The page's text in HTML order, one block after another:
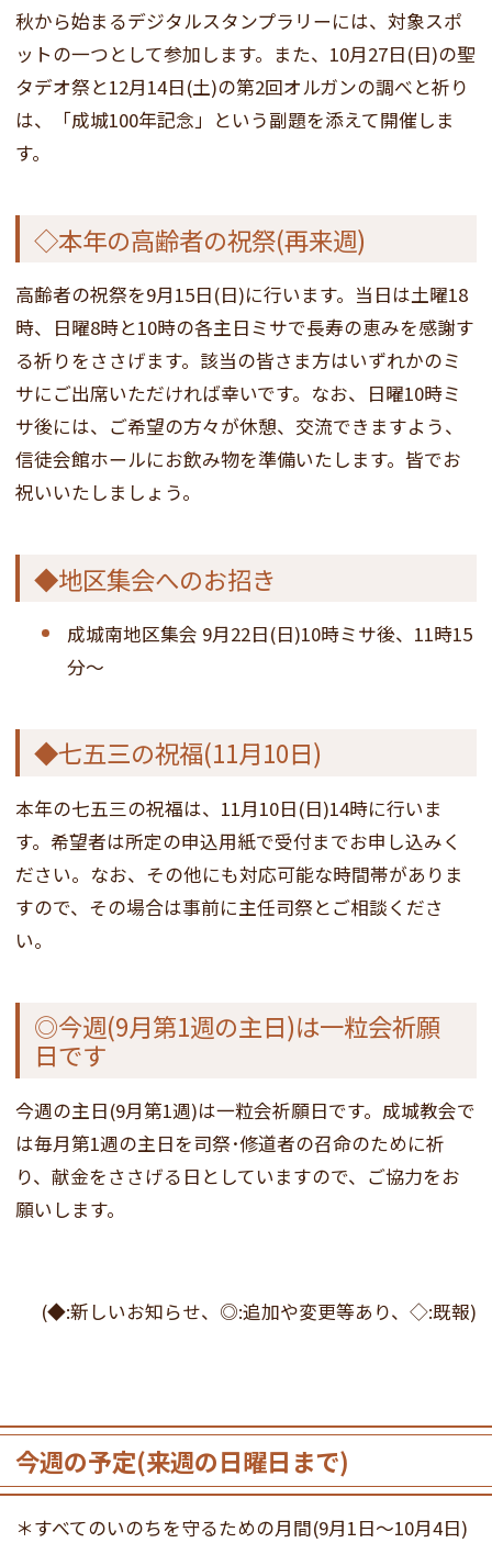
秋から始まるデジタルスタンプラリーには、対象スポ
ットの一つとして参加します。また、10月27日(日)の聖
タデオ祭と12月14日(土)の第2回オルガンの調べと祈り
は、「成城100年記念」という副題を添えて開催しま
す。
◇本年の高齢者の祝祭(再来週)
高齢者の祝祭を9月15日(日)に行います。当日は土曜18
時、日曜8時と10時の各主日ミサで長寿の恵みを感謝す
る祈りをささげます。該当の皆さま方はいずれかのミ
サにご出席いただければ幸いです。なお、日曜10時ミ
サ後には、ご希望の方々が休憩、交流できますよう、
信徒会館ホールにお飲み物を準備いたします。皆でお
祝いいたしましょう。
◆地区集会へのお招き
成城南地区集会 9月22日(日)10時ミサ後、11時15
分～
◆七五三の祝福(11月10日)
本年の七五三の祝福は、11月10日(日)14時に行いま
す。希望者は所定の申込用紙で受付までお申し込みく
ださい。なお、その他にも対応可能な時間帯がありま
すので、その場合は事前に主任司祭とご相談くださ
い。
◎今週(9月第1週の主日)は一粒会祈願
日です
今週の主日(9月第1週)は一粒会祈願日です。成城教会で
は毎月第1週の主日を司祭･修道者の召命のために祈
り、献金をささげる日としていますので、ご協力をお
願いします。
(◆:新しいお知らせ、◎:追加や変更等あり、◇:既報)
今週の予定(来週の日曜日まで)
＊すべてのいのちを守るための月間(9月1日～10月4日)